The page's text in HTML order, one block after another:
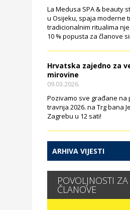
La Medusa SPA & beauty
u Osijeku, spaja moderne
tradicionalnim ritualima
10 % popusta za članove
Hrvatska zajedno za
mirovine
09.03.2026.
Pozivamo sve građane na
travnja 2026. na Trg bana
Zagrebu u 12 sati!
ARHIVA VIJESTI
POVOLJNOSTI ZA
ČLANOVE